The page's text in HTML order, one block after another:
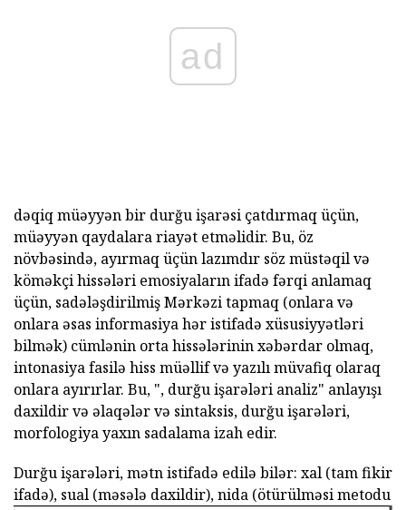
ad
dəqiq müəyyən bir durğu işarəsi çatdırmaq üçün,
müəyyən qaydalara riayət etməlidir. Bu, öz
növbəsində, ayırmaq üçün lazımdır söz müstəqil və
köməkçi hissələri emosiyaların ifadə fərqi anlamaq
üçün, sadələşdirilmiş Mərkəzi tapmaq (onlara və
onlara əsas informasiya hər istifadə xüsusiyyətləri
bilmək) cümlənin orta hissələrinin xəbərdar olmaq,
intonasiya fasilə hiss müəllif və yazılı müvafiq olaraq
onlara ayırırlar. Bu, ", durğu işarələri analiz" anlayışı
daxildir və əlaqələr və sintaksis, durğu işarələri,
morfologiya yaxın sadalama izah edir.
Durğu işarələri, mətn istifadə edilə bilər: xal (tam fikir
ifadə), sual (məsələ daxildir), nida (ötürülməsi metodu